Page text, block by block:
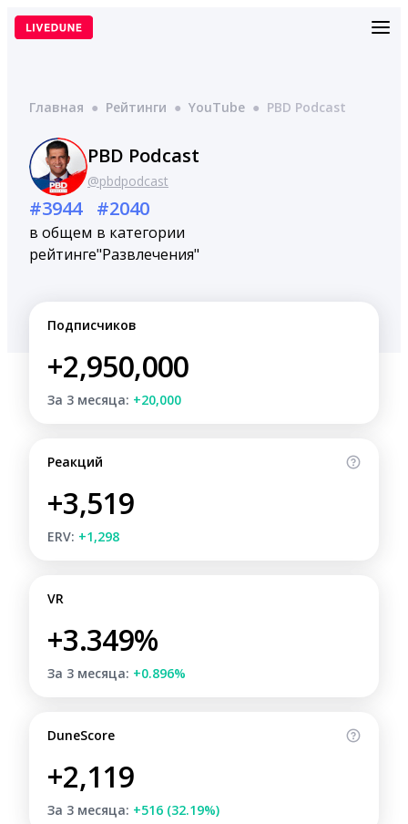
Перейти
Главная ● Рейтинги ● YouTube ● PBD Podcast
PBD Podcast
@pbdpodcast
#3944
в общем
рейтинге
#2040
в категории
"Развлечения"
Подписчиков
+2,950,000
За 3 месяца: +20,000
Реакций
+3,519
ERV: +1,298
VR
+3.349%
За 3 месяца: +0.896%
DuneScore
+2,119
За 3 месяца: +516 (32.19%)